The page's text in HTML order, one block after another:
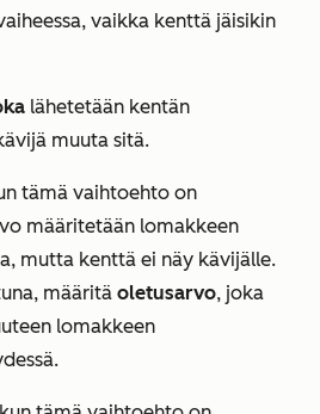
vaikka kenttä jäisikin
lähetetään kentän
muuta sitä.
tämä vaihtoehto on
määritetään lomakkeen
mutta kenttä ei näy kävijälle.
määritä oletusarvo, joka
lomakkeen